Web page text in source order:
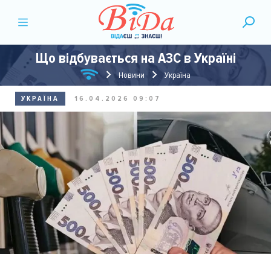
Що відбувається на АЗС в Україні
Новини Україна
УКРАЇНА 16.04.2026 09:07